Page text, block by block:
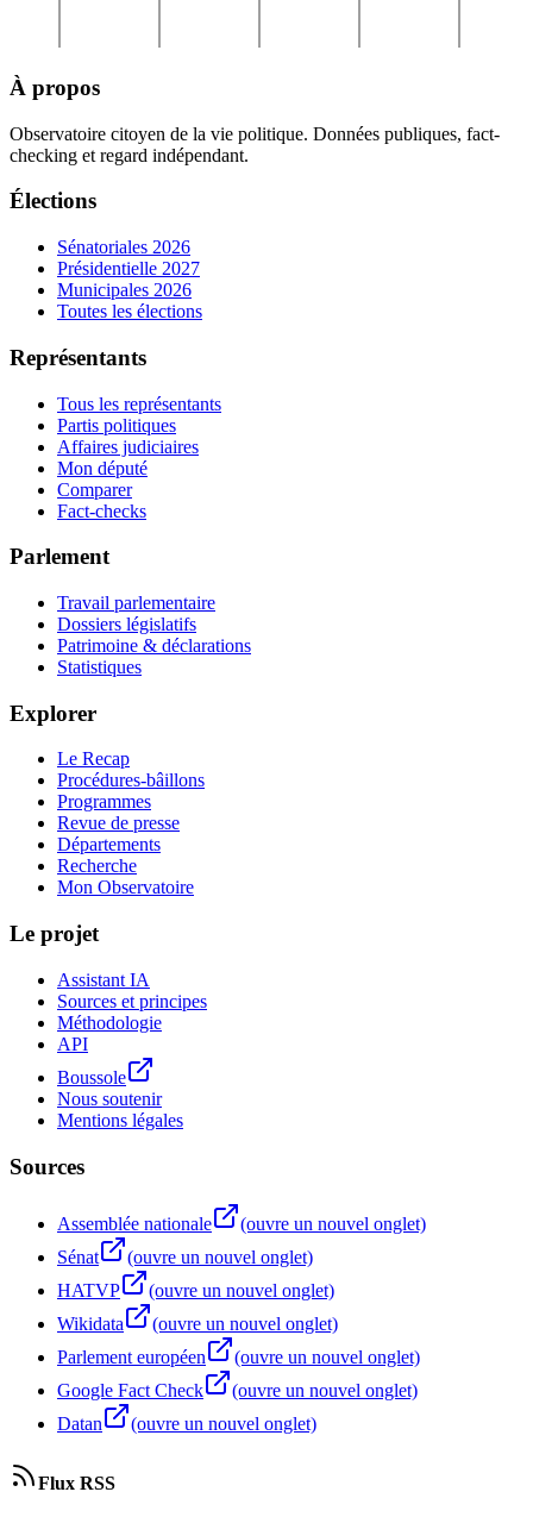
À propos
Observatoire citoyen de la vie politique. Données publiques, fact-
checking et regard indépendant.
Élections
Sénatoriales 2026
Présidentielle 2027
Municipales 2026
Toutes les élections
Représentants
Tous les représentants
Partis politiques
Affaires judiciaires
Mon député
Comparer
Fact-checks
Parlement
Travail parlementaire
Dossiers législatifs
Patrimoine & déclarations
Statistiques
Explorer
Le Recap
Procédures-bâillons
Programmes
Revue de presse
Départements
Recherche
Mon Observatoire
Le projet
Assistant IA
Sources et principes
Méthodologie
API
Boussole
Nous soutenir
Mentions légales
Sources
Assemblée nationale
(ouvre un nouvel onglet)
Sénat
(ouvre un nouvel onglet)
HATVP
(ouvre un nouvel onglet)
Wikidata
(ouvre un nouvel onglet)
Parlement européen
(ouvre un nouvel onglet)
Google Fact Check
(ouvre un nouvel onglet)
Datan
(ouvre un nouvel onglet)
Flux RSS